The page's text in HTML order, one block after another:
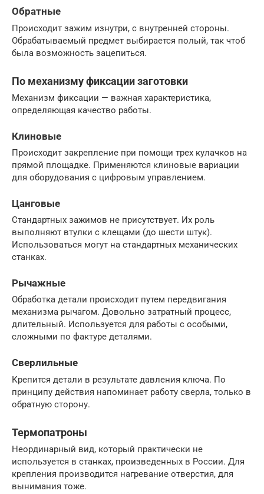
Обратные
Происходит зажим изнутри, с внутренней стороны.
Обрабатываемый предмет выбирается полый, так чтоб
была возможность зацепиться.
По механизму фиксации заготовки
Механизм фиксации — важная характеристика,
определяющая качество работы.
Клиновые
Происходит закрепление при помощи трех кулачков на
прямой площадке. Применяются клиновые вариации
для оборудования с цифровым управлением.
Цанговые
Стандартных зажимов не присутствует. Их роль
выполняют втулки с клещами (до шести штук).
Использоваться могут на стандартных механических
станках.
Рычажные
Обработка детали происходит путем передвигания
механизма рычагом. Довольно затратный процесс,
длительный. Используется для работы с особыми,
сложными по фактуре деталями.
Сверлильные
Крепится детали в результате давления ключа. По
принципу действия напоминает работу сверла, только в
обратную сторону.
Термопатроны
Неординарный вид, который практически не
используется в станках, произведенных в России. Для
крепления производится нагревание отверстия, для
вынимания тоже.